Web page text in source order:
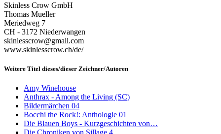
Skinless Crow GmbH
Thomas Mueller
Meriedweg 7
CH - 3172 Niederwangen
skinlesscrow@gmail.com
www.skinlesscrow.ch/de/
Weitere Titel dieses/dieser Zeichner/Autoren
Amy Winehouse
Anthrax - Among the Living (SC)
Bildermärchen 04
Bocchi the Rock!: Anthologie 01
Die Blauen Boys - Kurzgeschichten von…
Die Chroniken von Sillage 4